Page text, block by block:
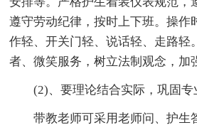
遵守劳动纪律，按时上下班。操
作轻、开关门轻、说话轻、走路轻
者、微笑服务，树立法制观念，加
(2)、要理论结合实际，巩固专
带教老师可采用老师问、护生